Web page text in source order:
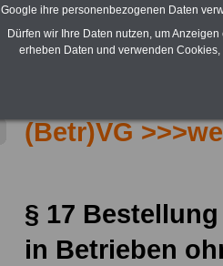
Zur Übersicht
(Betr)VG
§ 17
in Betrieben
Google ihre personenbezogenen Daten
Dürfen wir Ihre Daten nutzen, um
erheben Daten und verwenden